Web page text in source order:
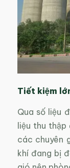
Tiết kiệm
Qua số liệu
liệu thu
các chuyên
khí đang bị